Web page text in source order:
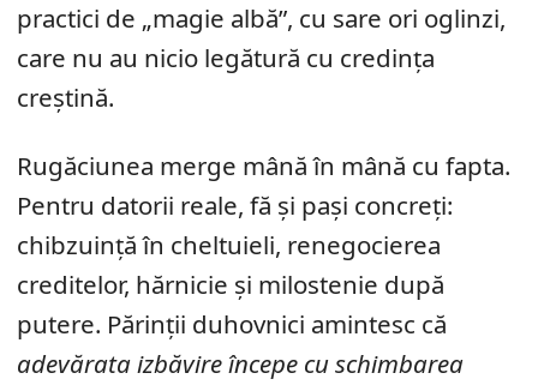
practici de „magie albă”, cu sare ori oglinzi,
care nu au nicio legătură cu credința
creștină.
Rugăciunea merge mână în mână cu fapta.
Pentru datorii reale, fă și pași concreți:
chibzuință în cheltuieli, renegocierea
creditelor, hărnicie și milostenie după
putere. Părinții duhovnici amintesc că
adevărata izbăvire începe cu schimbarea